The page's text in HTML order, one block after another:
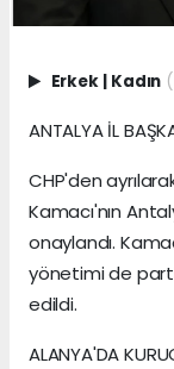
Erkek Kadın
ANTALYA İL
CHP'den
Kamacı'nın
onaylandı.
yönetimi de
edildi.
ALANYA'DA